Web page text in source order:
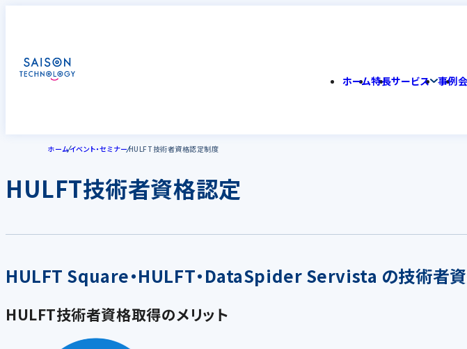
ホーム特長サービス 事例
ホームイベント・セミナーHULFT技術者資格認定制度
HULFT技術者資格認定
HULFT Square・HULFT・DataSpider Servista の技術者
HULFT技術者資格取得のメリット